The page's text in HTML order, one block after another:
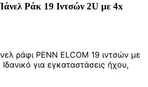
Ράκ 19 Ιντσών 2U με 4x
ράφι PENN ELCOM 19 ιντσών με
για εγκαταστάσεις ήχου,